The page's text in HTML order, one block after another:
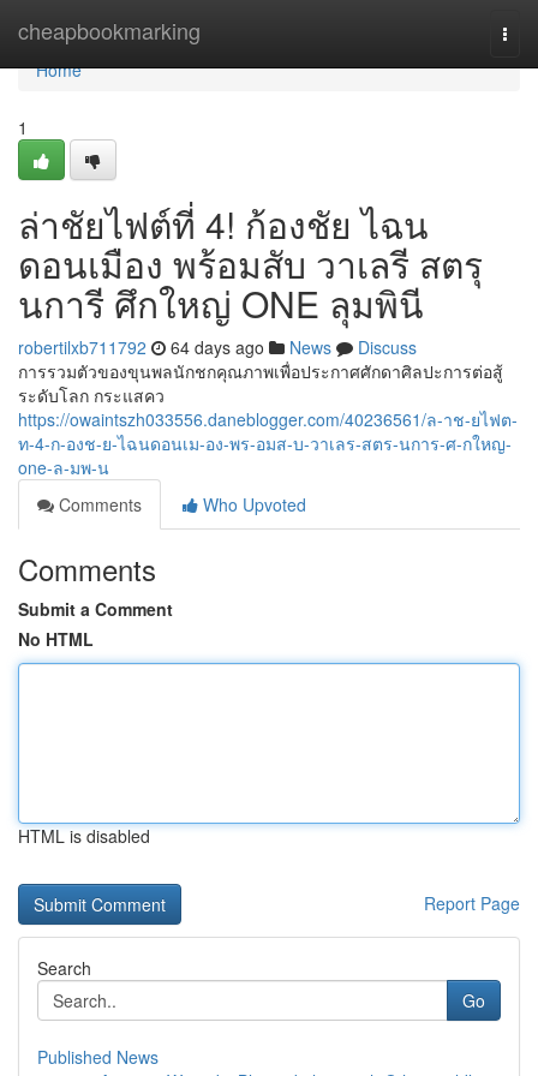
cheapbookmarking
Home
Home
1
ล่าชัยไฟต์ที่ 4! ก้องชัย ไฉน
ดอนเมือง พร้อมสับ วาเลรี สตรุ
นการี ศึกใหญ่ ONE ลุมพินี
robertilxb711792 64 days ago News
Discuss
การรวมตัวของขุนพลนักชกคุณภาพเพื่อประกาศศักดาศิลปะการต่อสู้
ระดับโลก กระแสคว
https://owaintszh033556.daneblogger.com/40236561/ล-าช-ยไฟต-
ท-4-ก-องช-ย-ไฉนดอนเม-อง-พร-อมส-บ-วาเลร-สตร-นการ-ศ-กใหญ-
one-ล-มพ-น
Comments
Who Upvoted
Comments
Submit a Comment
No HTML
HTML is disabled
Report Page
Search
Go
Published News